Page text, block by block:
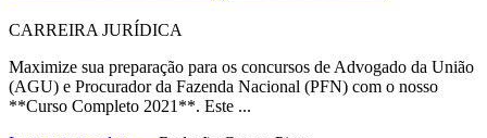
CARREIRA JURÍDICA
Maximize sua preparação para os concursos de Advogado da União
(AGU) e Procurador da Fazenda Nacional (PFN) com o nosso
**Curso Completo 2021**. Este ...